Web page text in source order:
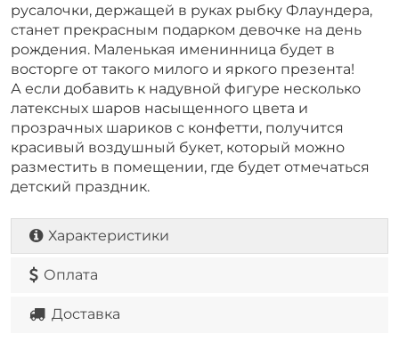
русалочки, держащей в руках рыбку Флаундера,
станет прекрасным подарком девочке на день
рождения. Маленькая именинница будет в
восторге от такого милого и яркого презента!
А если добавить к надувной фигуре несколько
латексных шаров насыщенного цвета и
прозрачных шариков с конфетти, получится
красивый воздушный букет, который можно
разместить в помещении, где будет отмечаться
детский праздник.
Характеристики
Оплата
Доставка